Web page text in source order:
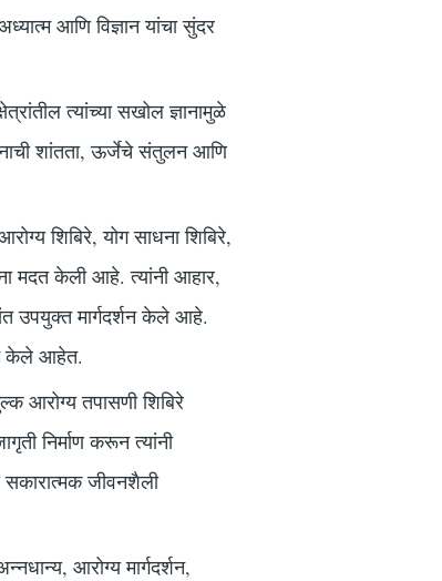
आणि विज्ञान यांचा सुंदर
त्यांच्या सखोल ज्ञानामुळे
शांतता, ऊर्जेचे संतुलन आणि
शिबिरे, योग साधना शिबिरे,
मदत केली आहे. त्यांनी आहार,
उपयुक्त मार्गदर्शन केले आहे.
केले आहेत.
आरोग्य तपासणी शिबिरे
निर्माण करून त्यांनी
जीवनशैली
आरोग्य मार्गदर्शन,